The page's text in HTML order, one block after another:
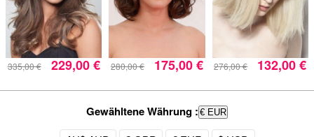
335,00 € 229,00 € 280,00 € 175,00 € 276,00 € 132,00 €
Gewähltene Währung : € EUR